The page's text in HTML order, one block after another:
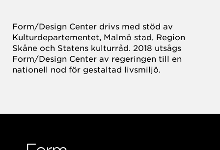
Form/Design Center drivs med stöd av
Kulturdepartementet, Malmö stad, Region
Skåne och Statens kulturråd. 2018 utsågs
Form/Design Center av regeringen till en
nationell nod för gestaltad livsmiljö.